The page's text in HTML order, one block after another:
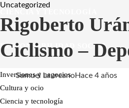
RESPONSABILIDAD SOCIAL
Inversiones y negocios
Cultura y ocio
Ciencia y tecnología
Uncategorized
Rigoberto
Ciclismo –
Samuel LaureanoHace 4 años